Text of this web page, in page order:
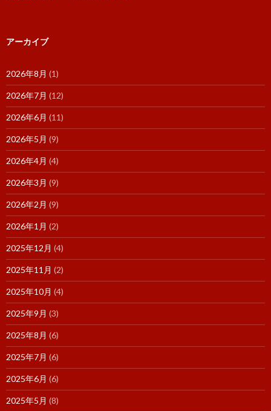
アーカイブ
2026年8月 (1)
2026年7月 (12)
2026年6月 (11)
2026年5月 (9)
2026年4月 (4)
2026年3月 (9)
2026年2月 (9)
2026年1月 (2)
2025年12月 (4)
2025年11月 (2)
2025年10月 (4)
2025年9月 (3)
2025年8月 (6)
2025年7月 (6)
2025年6月 (6)
2025年5月 (8)